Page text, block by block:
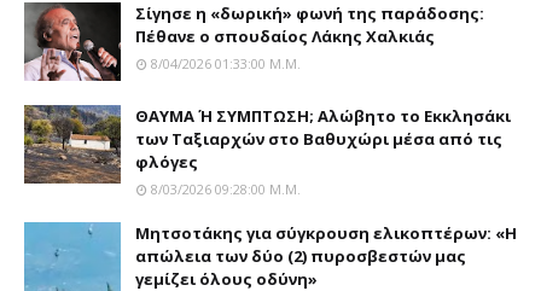
Σίγησε η «δωρική» φωνή της παράδοσης:
Πέθανε o σπουδαίος Λάκης Xαλκιάς
8/04/2026 01:33:00 Μ.μ.
ΘΑΥΜΑ Ή ΣΥΜΠΤΩΣΗ; Aλώβητο το Eκκλησάκι
των Tαξιαρχών στο Bαθυχώρι μέσα από τις
φλόγες
8/03/2026 09:28:00 Μ.μ.
Μητσοτάκης για σύγκρουση ελικοπτέρων: «Η
απώλεια των δύο (2) πυροσβεστών μας
γεμίζει όλους οδύνη»